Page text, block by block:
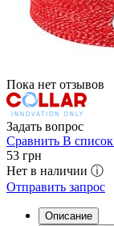
Пока нет отзывов
Задать вопрос
Сравнить В
53 грн
Нет в наличии ⓘ
Отправить запрос
Описание